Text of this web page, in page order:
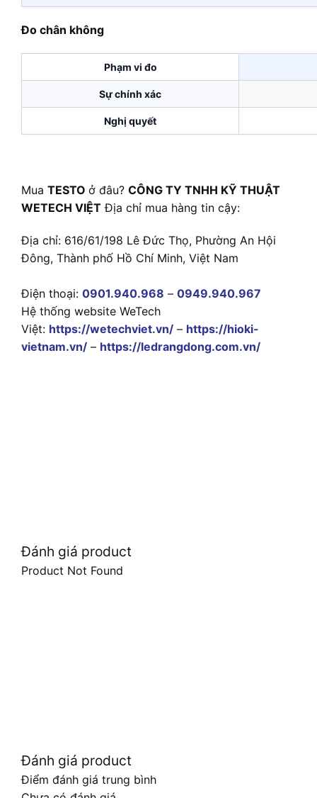
Đo chân không
Phạm vi đo
Sự chính xác
Nghị quyết
Mua TESTO ở đâu? CÔNG TY TNHH KỸ THUẬT
WETECH VIỆT Địa chỉ mua hàng tin cậy:
Địa chỉ: 616/61/198 Lê Đức Thọ, Phường An Hội
Đông, Thành phố Hồ Chí Minh, Việt Nam
Điện thoại: 0901.940.968 – 0949.940.967
Hệ thống website WeTech
Việt: https://wetechviet.vn/ – https://hioki-
vietnam.vn/ – https://ledrangdong.com.vn/
Đánh giá product
Product Not Found
Đánh giá product
Điểm đánh giá trung bình